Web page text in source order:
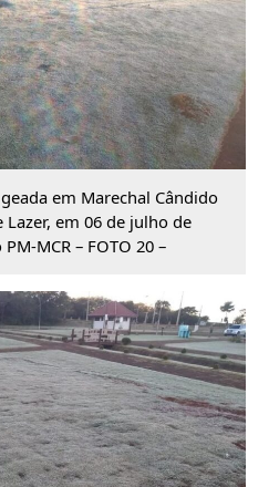
em Marechal Cândido
em 06 de julho de
MCR – FOTO 20 –